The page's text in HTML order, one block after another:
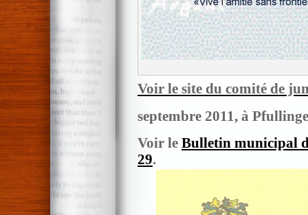
Voir le site du comité de
septembre 2011, à
Voir le Bulletin municipal
29.